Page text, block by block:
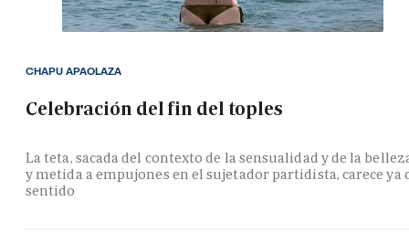
Celebración del fin del toples
La teta, sacada del contexto de la sensualidad y de la
y metida a empujones en el sujetador partidista, carece ya
sentido
CHAPU APAOLAZA